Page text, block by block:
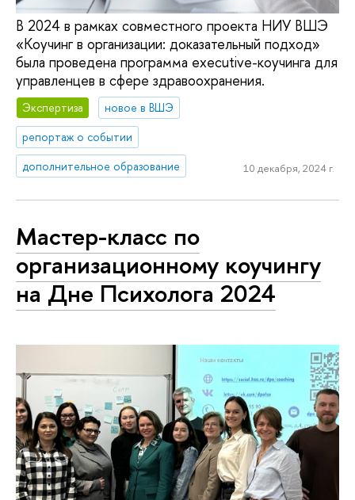
В 2024 в рамках совместного проекта НИУ ВШЭ
«Коучинг в организации: доказательный подход»
была проведена программа executive-коучинга для
управленцев в сфере здравоохранения.
Экспертиза
новое в ВШЭ
репортаж о событии
дополнительное образование
10 декабря, 2024 г.
Мастер-класс по
организационному коучингу
на Дне Психолога 2024